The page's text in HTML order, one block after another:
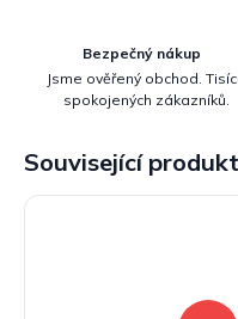
Bezpečný nákup
Jsme ověřený obchod.
spokojených zákazníků.
Související